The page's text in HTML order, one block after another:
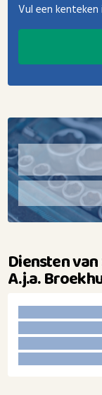
Vul een kenteken
Diensten
A.j.a.